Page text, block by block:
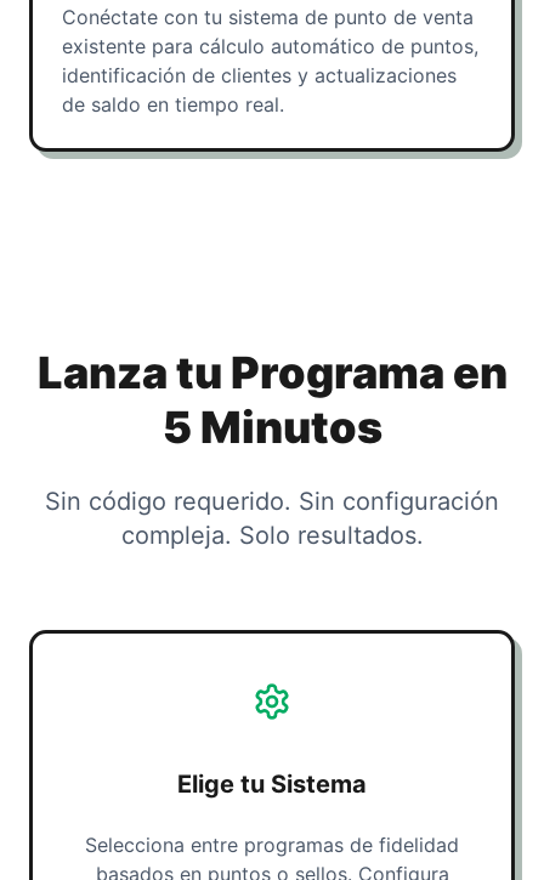
Conéctate con tu sistema de punto de venta
existente para cálculo automático de puntos,
identificación de clientes y actualizaciones
de saldo en tiempo real.
Lanza tu Programa en
5 Minutos
Sin código requerido. Sin configuración
compleja. Solo resultados.
Elige tu Sistema
Selecciona entre programas de fidelidad
basados en puntos o sellos. Configura